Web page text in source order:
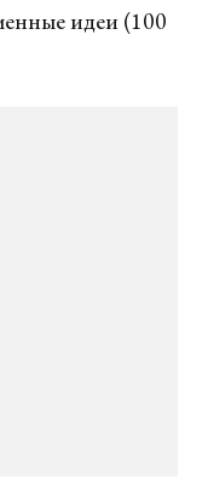
идеи (100